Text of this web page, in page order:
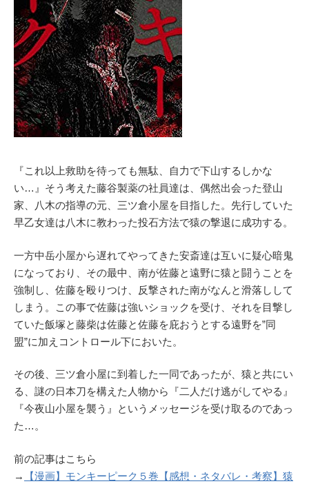
『これ以上救助を待っても無駄、自力で下山するしかな
い…』そう考えた藤谷製薬の社員達は、偶然出会った登山
家、八木の指導の元、三ツ倉小屋を目指した。先行していた
早乙女達は八木に教わった投石方法で猿の撃退に成功する。
一方中岳小屋から遅れてやってきた安斎達は互いに疑心暗鬼
になっており、その最中、南が佐藤と遠野に猿と闘うことを
強制し、佐藤を殴りつけ、反撃された南がなんと滑落しして
しまう。この事で佐藤は強いショックを受け、それを目撃し
ていた飯塚と藤柴は佐藤と佐藤を庇おうとする遠野を”同
盟”に加えコントロール下においた。
その後、三ツ倉小屋に到着した一同であったが、猿と共にい
る、謎の日本刀を構えた人物から『二人だけ逃がしてやる』
『今夜山小屋を襲う』というメッセージを受け取るのであっ
た…。
前の記事はこちら
→
【漫画】モンキーピーク５巻【感想・ネタバレ・考察】猿